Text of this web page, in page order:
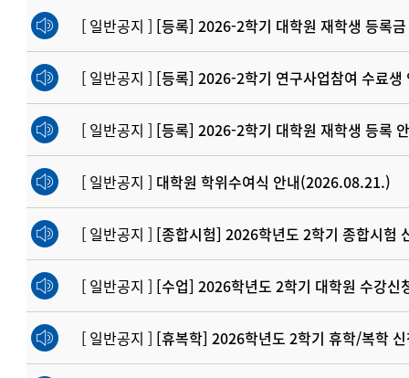
[ 일반공지 ] [등록] 2026-2학기 대학원 재학생 등록
[ 일반공지 ] [등록] 2026-2학기 연구사업참여 수료생
[ 일반공지 ] [등록] 2026-2학기 대학원 재학생 등록
[ 일반공지 ] 대학원 학위수여식 안내(2026.08.21.)
[ 일반공지 ] [종합시험] 2026학년도 2학기 종합시험
[ 일반공지 ] [수업] 2026학년도 2학기 대학원 수강신
[ 일반공지 ] [휴복학] 2026학년도 2학기 휴학/복학